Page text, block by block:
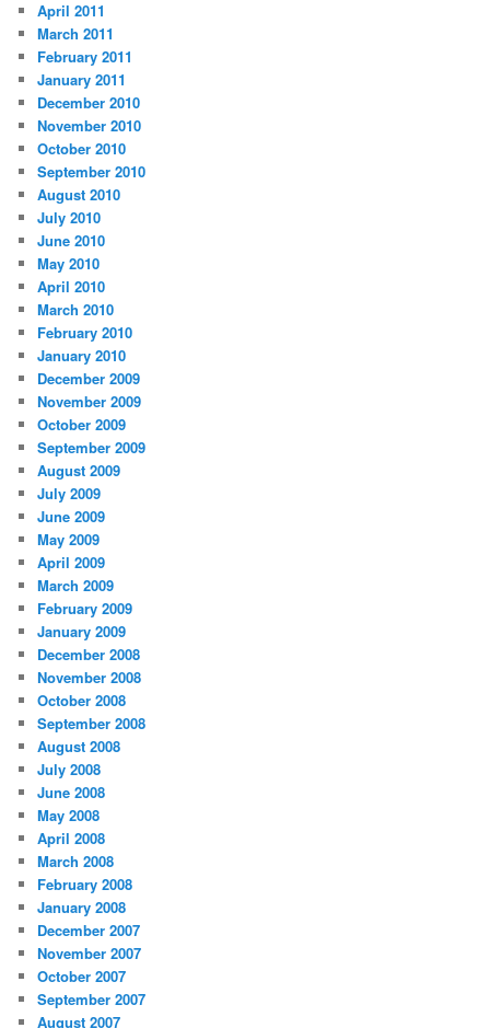
April 2011
March 2011
February 2011
January 2011
December 2010
November 2010
October 2010
September 2010
August 2010
July 2010
June 2010
May 2010
April 2010
March 2010
February 2010
January 2010
December 2009
November 2009
October 2009
September 2009
August 2009
July 2009
June 2009
May 2009
April 2009
March 2009
February 2009
January 2009
December 2008
November 2008
October 2008
September 2008
August 2008
July 2008
June 2008
May 2008
April 2008
March 2008
February 2008
January 2008
December 2007
November 2007
October 2007
September 2007
August 2007